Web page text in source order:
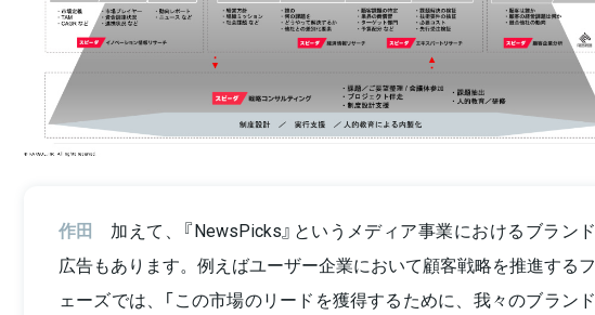
作田
加えて、『NewsPicks』というメディア事業におけるブランド
広告もあります。例えばユーザー企業において顧客戦略を推進するフ
ェーズでは、「この市場のリードを獲得するために、我々のブランド